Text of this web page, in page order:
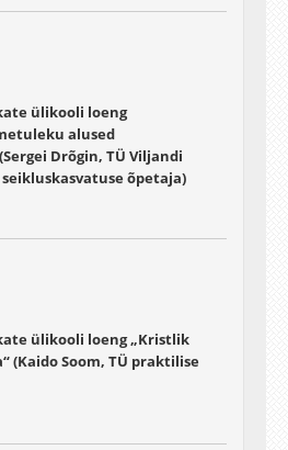
ülikooli loeng
alused
Drõgin, TÜ Viljandi
õpetaja)
ülikooli loeng „Kristlik
(Kaido Soom, TÜ praktilise